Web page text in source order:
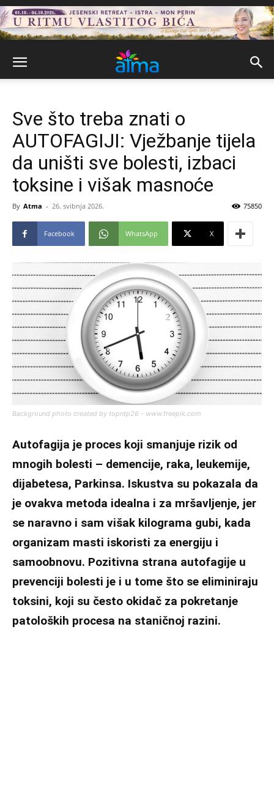
Sve što treba znati o
AUTOFAGIJI: Vježbanje tijela
da uništi sve bolesti, izbaci
toksine i višak masnoće
By Atma - 26. svibnja 2026. 75850
Facebook WhatsApp X
Background photo created by topntp26 - www.freepik.com
Autofagija je proces koji smanjuje rizik od
mnogih bolesti – demencije, raka, leukemije,
dijabetesa, Parkinsa. Iskustva su pokazala da
je ovakva metoda idealna i za mršavljenje, jer
se naravno i sam višak kilograma gubi, kada
organizam masti iskoristi za energiju i
samoobnovu. Pozitivna strana autofagije u
prevenciji bolesti je i u tome što se eliminiraju
toksini, koji su često okidač za pokretanje
patoloških procesa na staničnoj razini.